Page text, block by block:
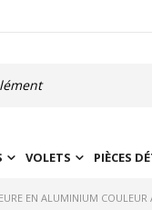
VOLETS PIÈCES
EN ALUMINIUM COULEUR